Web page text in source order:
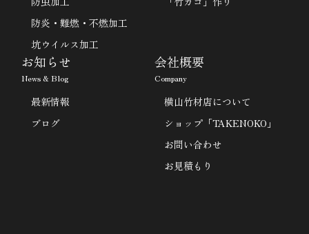
防炎・難燃・不燃加工
坑ウイルス加工
お知らせ
News & Blog
最新情報
ブログ
会社概要
Company
横山竹材店について
ショップ「TAKENOKO」
お問い合わせ
お見積もり